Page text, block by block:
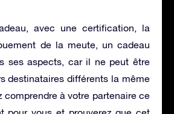
avec une certification, la
de la meute, un cadeau
ses aspects, car il ne peut être
destinataires différents la même
comprendre à votre partenaire ce